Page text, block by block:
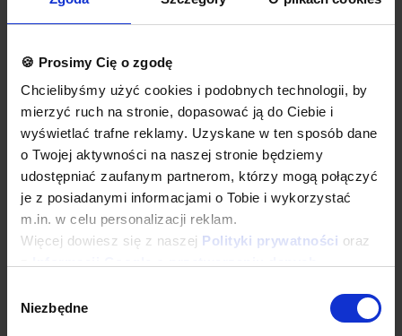
🍪 Prosimy Cię o zgodę
Chcielibyśmy użyć cookies i podobnych technologii, by
mierzyć ruch na stronie, dopasować ją do Ciebie i
wyświetlać trafne reklamy. Uzyskane w ten sposób dane
o Twojej aktywności na naszej stronie będziemy
udostępniać zaufanym partnerom, którzy mogą połączyć
je z posiadanymi informacjami o Tobie i wykorzystać
m.in. w celu personalizacji reklam.
Więcej dowiesz się z naszej Polityki prywatności oraz
zgody
Niezbędne
elastyczne wężyki przyłączeniowe w oplocie stalowym z końcówką
3/8”.
Podmiot odpowiedzialny (GPSR):
Nazwa firmy: BD Koncept Sp. z o.o.
ul. Morska 19 G, 75-210 Koszalin, Poland
e-mail:
[email protected]
Dane techniczne
Produkty powiązane